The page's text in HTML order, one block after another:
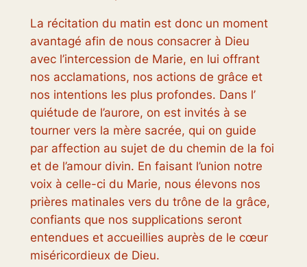
La récitation du matin est donc un moment
avantagé afin de nous consacrer à Dieu
avec l’intercession de Marie, en lui offrant
nos acclamations, nos actions de grâce et
nos intentions les plus profondes. Dans l’
quiétude de l’aurore, on est invités à se
tourner vers la mère sacrée, qui on guide
par affection au sujet de du chemin de la foi
et de l’amour divin. En faisant l’union notre
voix à celle-ci du Marie, nous élevons nos
prières matinales vers du trône de la grâce,
confiants que nos supplications seront
entendues et accueillies auprès de le cœur
miséricordieux de Dieu.